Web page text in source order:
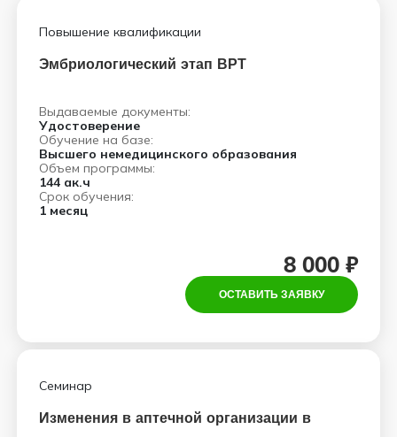
Повышение квалификации
Эмбриологический этап ВРТ
Выдаваемые документы:
Удостоверение
Обучение на базе:
Высшего немедицинского образования
Объем программы:
144 ак.ч
Срок обучения:
1 месяц
8 000 ₽
ОСТАВИТЬ ЗАЯВКУ
Семинар
Изменения в аптечной организации в